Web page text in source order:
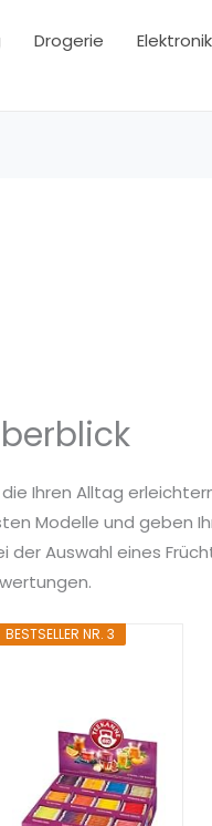
Drogerie Elektronik
Ihren Alltag
Modelle und geben
der Auswahl eines
BESTSELLER NR. 3